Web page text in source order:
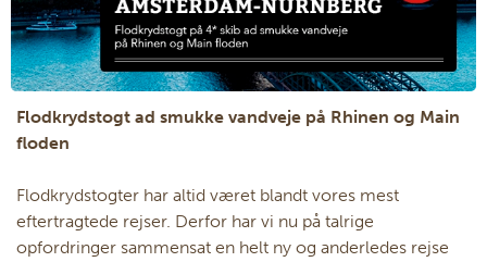
Flodkrydstogt ad smukke vandveje på Rhinen og Main
floden
Flodkrydstogter har altid været blandt vores mest
eftertragtede rejser. Derfor har vi nu på talrige
opfordringer sammensat en helt ny og anderledes rejse